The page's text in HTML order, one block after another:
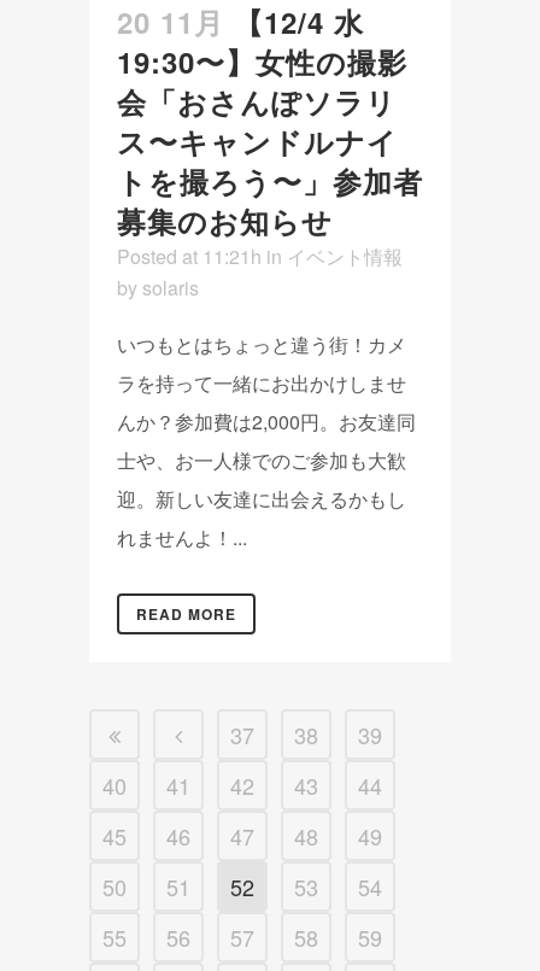
20 11月
【12/4 水
19:30〜】女性の撮影
会「おさんぽソラリ
ス〜キャンドルナイ
トを撮ろう〜」参加者
募集のお知らせ
Posted at 11:21h in イベント情報
by solaris
いつもとはちょっと違う街！カメ
ラを持って一緒にお出かけしませ
んか？参加費は2,000円。お友達同
士や、お一人様でのご参加も大歓
迎。新しい友達に出会えるかもし
れませんよ！...
READ MORE
37 38
39
40
41 42 43
44
45
46 47 48
49
50
51 52 53
54
55
56 57 58
59